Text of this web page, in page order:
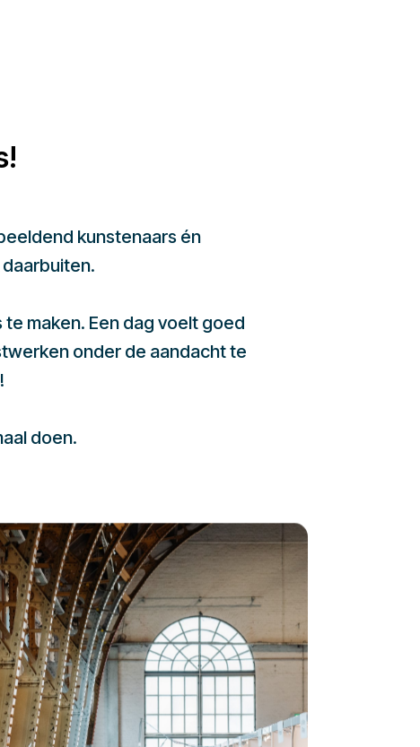
kunstenaars én
maken. Een dag voelt goed
onder de aandacht te
doen.